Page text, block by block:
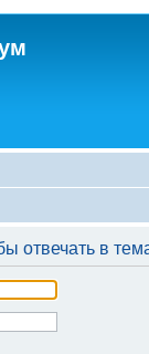
отвечать в